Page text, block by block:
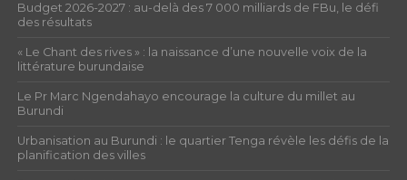
Budget 2026-2027 : au-delà des 7 000 milliards de FBu, le défi
des résultats
« Le Chant des rives » : la naissance d’une nouvelle voix de la
littérature burundaise
Le Pr Marc Ngendahayo encourage la culture du millet au
Burundi
Urbanisation au Burundi : le quartier Tenga révèle les défis de la
planification des villes